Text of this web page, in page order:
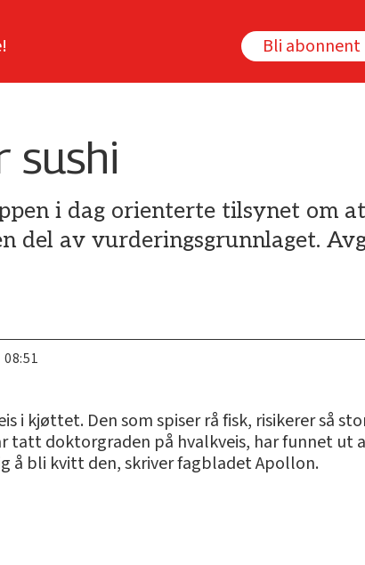
Bli abonnent
sushi
i dag orienterte tilsynet om
del av vurderingsgrunnlaget.
08:51
i kjøttet. Den som spiser rå fisk, risikerer så
tatt doktorgraden på hvalkveis, har funnet ut
å bli kvitt den, skriver fagbladet Apollon.